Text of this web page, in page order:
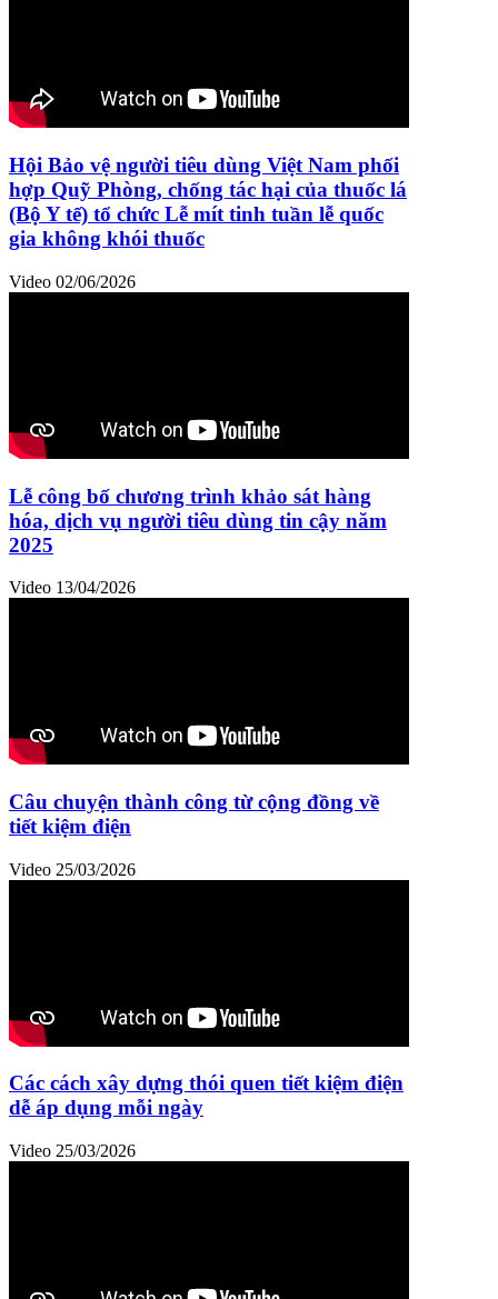
Hội Bảo vệ người tiêu dùng Việt Nam phối
hợp Quỹ Phòng, chống tác hại của thuốc lá
(Bộ Y tế) tổ chức Lễ mít tinh tuần lễ quốc
gia không khói thuốc
Video 02/06/2026
Lễ công bố chương trình khảo sát hàng
hóa, dịch vụ người tiêu dùng tin cậy năm
2025
Video 13/04/2026
Câu chuyện thành công từ cộng đồng về
tiết kiệm điện
Video 25/03/2026
Các cách xây dựng thói quen tiết kiệm điện
dễ áp dụng mỗi ngày
Video 25/03/2026